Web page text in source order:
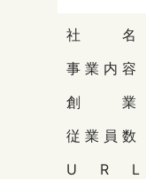
社 名
事業内容
創 業
従業員数
U R L